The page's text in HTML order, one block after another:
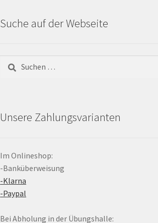
Suche auf der Webseite
nach:
Unsere Zahlungsvarianten
Im Onlineshop:
-Banküberweisung
-Klarna
-Paypal
Bei Abholung in der Übungshalle: